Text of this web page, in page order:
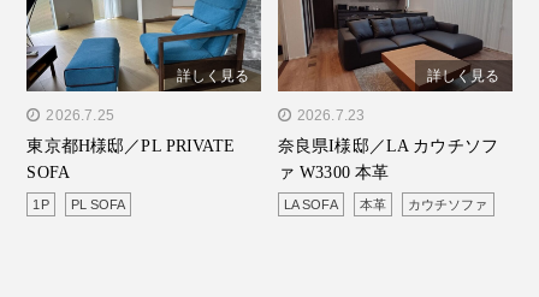
" alt="東京都H様邸／PL
PRIVATE SOFA"/>
詳しく見る
2026.7.25
東京都H様邸／PL PRIVATE
SOFA
1P PL SOFA
" alt="奈良県I様邸／LA カ
ウチソファ W3300 本革"/>
詳しく見る
2026.7.23
奈良県I様邸／LA カウチソフ
ァ W3300 本革
LA SOFA 本革 カウチソファ